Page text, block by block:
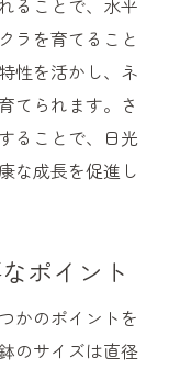
ることで、水平
ラを育てること
性を活かし、ネ
てられます。さ
ることで、日光
な成長を促進し
ポイント
かのポイントを
のサイズは直径